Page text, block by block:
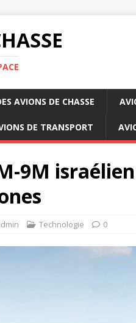
AVIONS DE CHASSE
DE TRANSPORT
9M
Technologie 0